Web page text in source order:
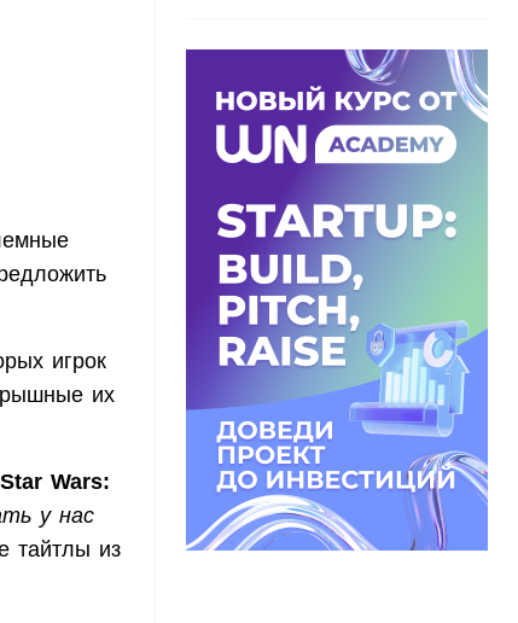
игрок
их
Star Wars:
у нас
тайтлы из